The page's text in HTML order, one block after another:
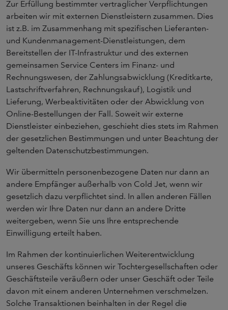
Zur Erfüllung bestimmter vertraglicher Verpflichtungen
arbeiten wir mit externen Dienstleistern zusammen. Dies
ist z.B. im Zusammenhang mit spezifischen Lieferanten-
und Kundenmanagement-Dienstleistungen, dem
Bereitstellen der IT-Infrastruktur und des externen
gemeinsamen Service Centers im Finanz- und
Rechnungswesen, der Zahlungsabwicklung (Kreditkarte,
Lastschriftverfahren, Rechnungskauf), Logistik und
Lieferung, Werbeaktivitäten oder der Abwicklung von
Online-Bestellungen der Fall. Soweit wir externe
Dienstleister einbeziehen, geschieht dies stets im Rahmen
der gesetzlichen Bestimmungen und unter Beachtung der
geltenden Datenschutzbestimmungen.
Wir übermitteln personenbezogene Daten nur dann an
andere Empfänger außerhalb von Cold Jet, wenn wir
gesetzlich dazu verpflichtet sind. In allen anderen Fällen
werden wir Ihre Daten nur dann an andere Dritte
weitergeben, wenn Sie uns Ihre entsprechende
Einwilligung erteilt haben.
Im Rahmen der kontinuierlichen Weiterentwicklung
unseres Geschäfts können wir Tochtergesellschaften oder
Geschäftsteile veräußern oder unser Geschäft oder Teile
davon mit einem anderen Unternehmen verschmelzen.
Solche Transaktionen beinhalten in der Regel die